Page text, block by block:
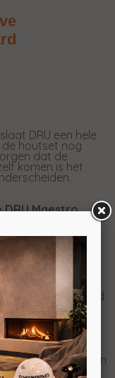
DRU een hele
de houtset nog
dat de
komen is het
DRU Maestro
de EcoWave
een
de kachel
vuurbeeld
de vlammen dan
(Wave)
bent.
ook nog een
te schakelen
terwijl er wel een